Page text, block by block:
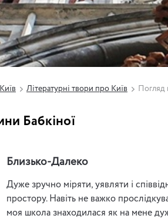
Літературні твори про Київ Погляд
Бабкіної
Близько-Далеко
Дуже зручно міряти, уявляти і
простору. Навіть не важко
моя школа знаходилася як на мене